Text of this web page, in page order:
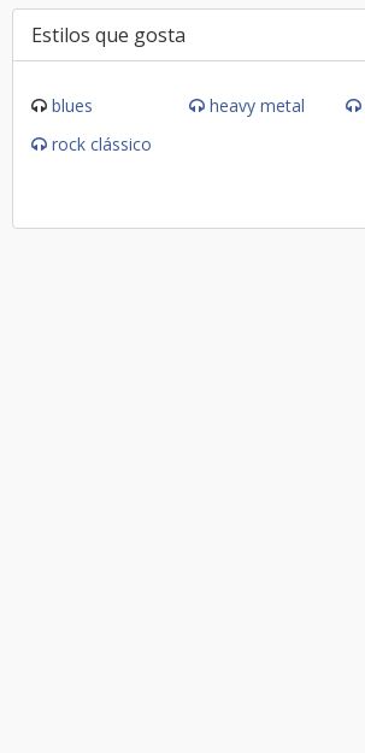
Estilos que gosta
blues heavy metal
rock clássico